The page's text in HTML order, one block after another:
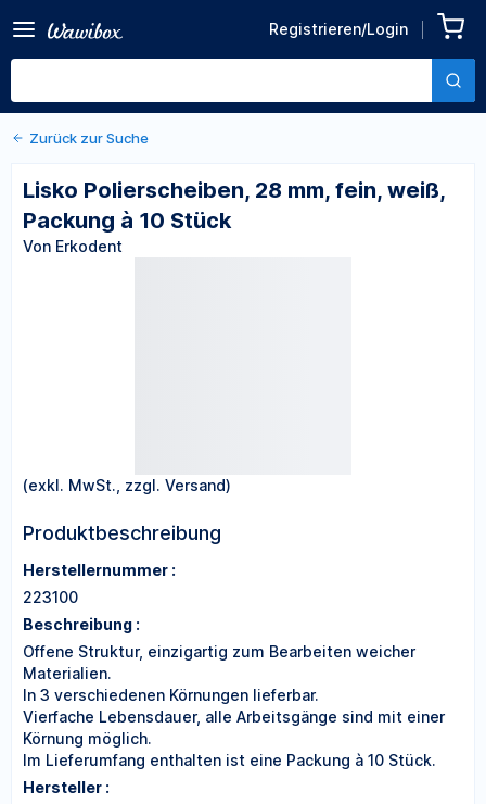
Registrieren/Login
mm, fein, weiß, Packung à
10 Stück
Von Erkodent
Zurück zu den Produktdetails
Zurück zur Suche
Lisko Polierscheiben, 28 mm, fein, weiß,
Packung à 10 Stück
Von Erkodent
(exkl. MwSt., zzgl. Versand)
Produktbeschreibung
Herstellernummer :
223100
Beschreibung :
Offene Struktur, einzigartig zum Bearbeiten weicher
Materialien.
In 3 verschiedenen Körnungen lieferbar.
Vierfache Lebensdauer, alle Arbeitsgänge sind mit einer
Körnung möglich.
Im Lieferumfang enthalten ist eine Packung à 10 Stück.
Hersteller :